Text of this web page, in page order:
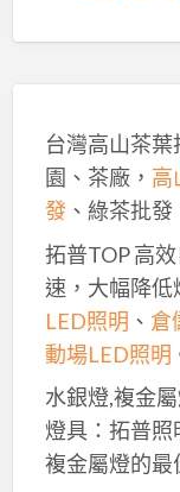
台灣高山茶
園、茶廠， 高
發、綠茶批發
拓普TOP 高
速，大幅降低
LED照明 、 倉
動場LED照明
水銀燈,複金
燈具：拓普照
複金屬燈的最